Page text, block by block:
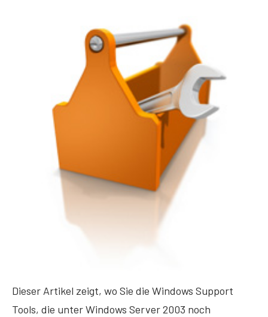
Dieser Artikel zeigt, wo Sie die Windows Support
Tools, die unter Windows Server 2003 noch